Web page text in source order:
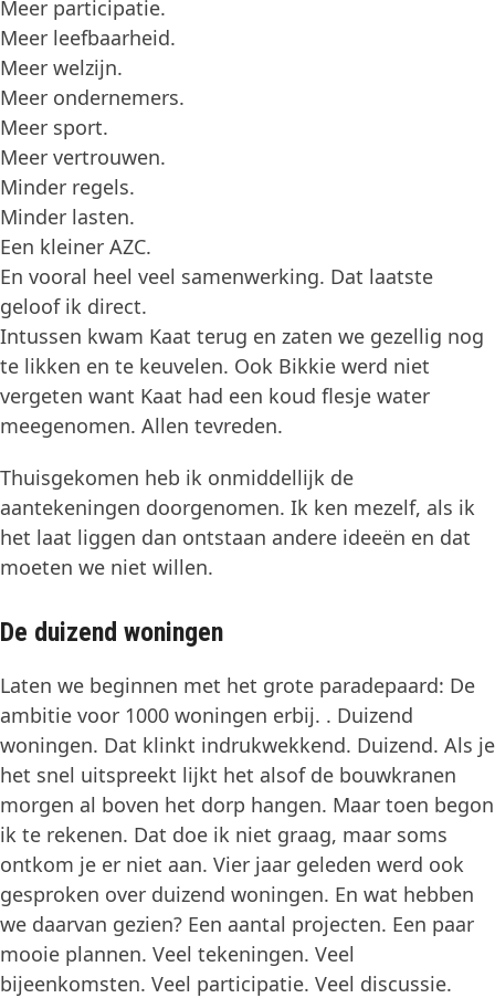
Meer participatie.
Meer leefbaarheid.
Meer welzijn.
Meer ondernemers.
Meer sport.
Meer vertrouwen.
Minder regels.
Minder lasten.
Een kleiner AZC.
En vooral heel veel samenwerking. Dat laatste
geloof ik direct.
Intussen kwam Kaat terug en zaten we gezellig nog
te likken en te keuvelen. Ook Bikkie werd niet
vergeten want Kaat had een koud flesje water
meegenomen. Allen tevreden.
Thuisgekomen heb ik onmiddellijk de
aantekeningen doorgenomen. Ik ken mezelf, als ik
het laat liggen dan ontstaan andere ideeën en dat
moeten we niet willen.
De duizend woningen
Laten we beginnen met het grote paradepaard: De
ambitie voor 1000 woningen erbij. . Duizend
woningen. Dat klinkt indrukwekkend. Duizend. Als je
het snel uitspreekt lijkt het alsof de bouwkranen
morgen al boven het dorp hangen. Maar toen begon
ik te rekenen. Dat doe ik niet graag, maar soms
ontkom je er niet aan. Vier jaar geleden werd ook
gesproken over duizend woningen. En wat hebben
we daarvan gezien? Een aantal projecten. Een paar
mooie plannen. Veel tekeningen. Veel
bijeenkomsten. Veel participatie. Veel discussie.